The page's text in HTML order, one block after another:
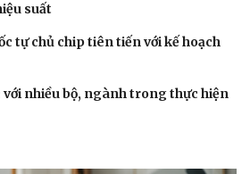
suất
tự chủ chip tiên tiến với kế hoạch
với nhiều bộ, ngành trong thực hiện